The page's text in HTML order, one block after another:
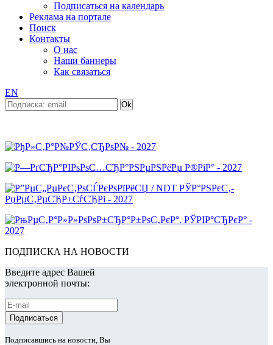
Подписаться на календарь
Реклама на портале
Поиск
Контакты
О нас
Наши баннеры
Как связаться
EN
ПОДПИСКА НА НОВОСТИ
Введите адрес Вашей
электронной почты:
Подписавшись на новости, Вы